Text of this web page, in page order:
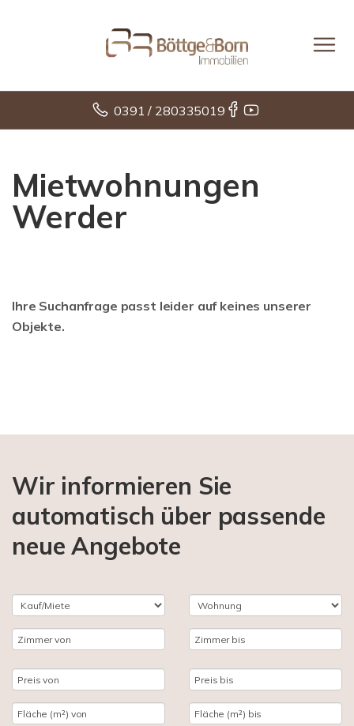
0391 / 280335019
Mietwohnungen
Werder
Ihre Suchanfrage passt leider auf keines unserer
Objekte.
Wir informieren Sie
automatisch über passende
neue Angebote